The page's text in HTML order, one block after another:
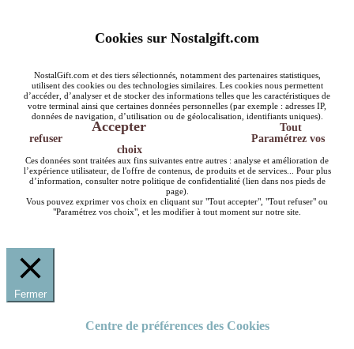
Cookies sur Nostalgift.com
NostalGift.com et des tiers sélectionnés, notamment des partenaires statistiques,
utilisent des cookies ou des technologies similaires. Les cookies nous permettent
d’accéder, d’analyser et de stocker des informations telles que les caractéristiques de
votre terminal ainsi que certaines données personnelles (par exemple : adresses IP,
données de navigation, d’utilisation ou de géolocalisation, identifiants uniques).
Accepter
Tout
refuser
Paramétrez vos
choix
Ces données sont traitées aux fins suivantes entre autres : analyse et amélioration de
l’expérience utilisateur, de l'offre de contenus, de produits et de services... Pour plus
d’information, consulter notre politique de confidentialité (lien dans nos pieds de
page).
Vous pouvez exprimer vos choix en cliquant sur "Tout accepter", "Tout refuser" ou
"Paramétrez vos choix", et les modifier à tout moment sur notre site.
Fermer
Centre de préférences des Cookies